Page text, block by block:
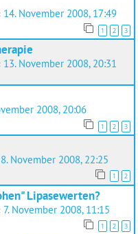
14. November 2008, 17:49
1 2 3
13. November 2008, 20:31
2008, 20:06
1 2 3
8. November 2008, 22:25
1 2
Lipasewerten?
7. November 2008, 11:15
1 2 3